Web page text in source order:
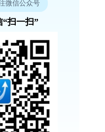
微信公众号
“扫一扫”